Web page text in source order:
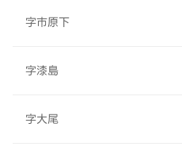
字市原下
字漆島
字大尾